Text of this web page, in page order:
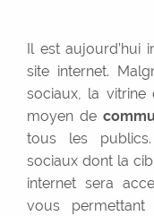
Réalisations
Contact
Devis
Il est aujourd’hui
site internet.
sociaux, la vitrine
moyen de
tous les
sociaux dont la
internet sera
vous